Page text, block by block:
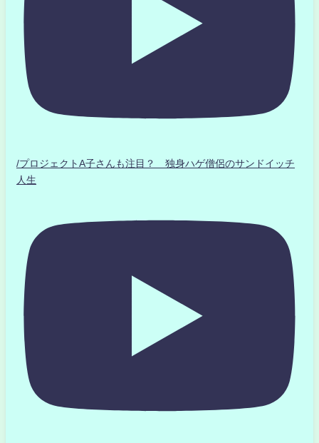
/プロジェクトA子さんも注目？ 独身ハゲ僧侶のサンドイッチ
人生